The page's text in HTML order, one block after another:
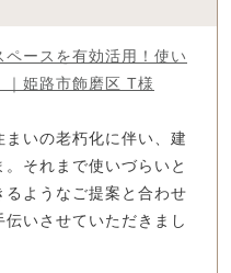
ペースを有効活用！使い
｜姫路市飾磨区 T様
いの老朽化に伴い、建
それまで使いづらいと
ようなご提案と合わせ
いさせていただきまし